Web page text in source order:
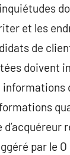
et les
de
doivent
par le